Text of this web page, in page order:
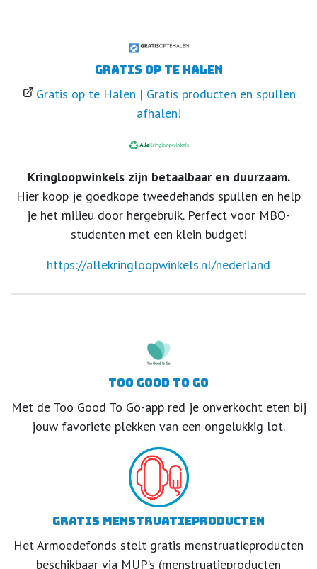
Gratis op te halen
Gratis op te Halen | Gratis producten en spullen
afhalen!
Kringloopwinkels zijn betaalbaar en duurzaam.
Hier koop je goedkope tweedehands spullen en help
je het milieu door hergebruik. Perfect voor MBO-
studenten met een klein budget!
https://allekringloopwinkels.nl/nederland
Too Good To Go
Met de Too Good To Go-app red je onverkocht eten bij
jouw favoriete plekken van een ongelukkig lot.
Gratis menstruatieproducten
Het Armoedefonds stelt gratis menstruatieproducten
beschikbaar via MUP’s (menstruatieproducten